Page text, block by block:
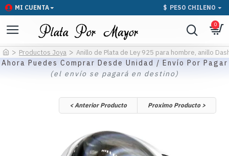
MI CUENTA $ PESO CHILENO
0
Productos Joya Anillo de Plata de Ley 925 para hombre, anillo
Ahora Puedes Comprar Desde Unidad / Envío Por Pagar
(el envío se pagará en destino)
< Anterior Producto Proximo Producto >